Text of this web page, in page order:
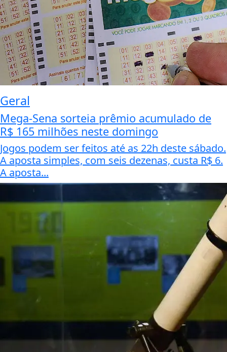
Geral
Mega-Sena sorteia prêmio acumulado de
R$ 165 milhões neste domingo
Jogos podem ser feitos até as 22h deste sábado.
A aposta simples, com seis dezenas, custa R$ 6.
A aposta...